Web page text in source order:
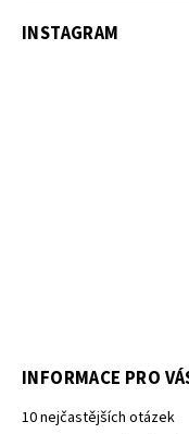
INSTAGRAM
INFORMACE PRO
10 nejčastějších otázek